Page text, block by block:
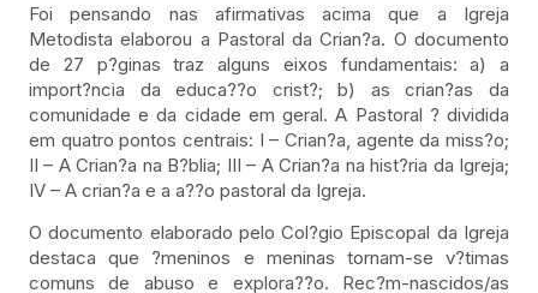
Foi pensando nas afirmativas acima que a Igreja
Metodista elaborou a Pastoral da Crian?a. O documento
de 27 p?ginas traz alguns eixos fundamentais: a) a
import?ncia da educa??o crist?; b) as crian?as da
comunidade e da cidade em geral. A Pastoral ? dividida
em quatro pontos centrais: I – Crian?a, agente da miss?o;
II – A Crian?a na B?blia; III – A Crian?a na hist?ria da Igreja;
IV – A crian?a e a a??o pastoral da Igreja.
O documento elaborado pelo Col?gio Episcopal da Igreja
destaca que ?meninos e meninas tornam-se v?timas
comuns de abuso e explora??o. Rec?m-nascidos/as